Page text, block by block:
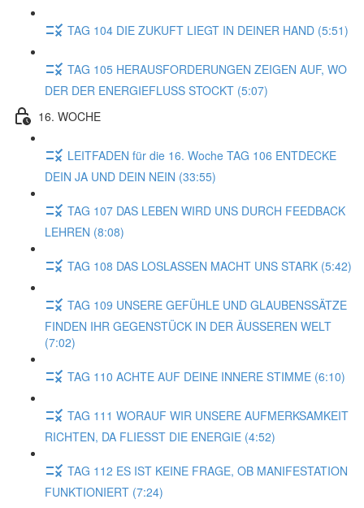
TAG 104 DIE ZUKUFT LIEGT IN DEINER HAND (5:51)
TAG 105 HERAUSFORDERUNGEN ZEIGEN AUF, WO
DER DER ENERGIEFLUSS STOCKT (5:07)
16. WOCHE
LEITFADEN für die 16. Woche TAG 106 ENTDECKE
DEIN JA UND DEIN NEIN (33:55)
TAG 107 DAS LEBEN WIRD UNS DURCH FEEDBACK
LEHREN (8:08)
TAG 108 DAS LOSLASSEN MACHT UNS STARK (5:42)
TAG 109 UNSERE GEFÜHLE UND GLAUBENSSÄTZE
FINDEN IHR GEGENSTÜCK IN DER ÄUSSEREN WELT
(7:02)
TAG 110 ACHTE AUF DEINE INNERE STIMME (6:10)
TAG 111 WORAUF WIR UNSERE AUFMERKSAMKEIT
RICHTEN, DA FLIESST DIE ENERGIE (4:52)
TAG 112 ES IST KEINE FRAGE, OB MANIFESTATION
FUNKTIONIERT (7:24)